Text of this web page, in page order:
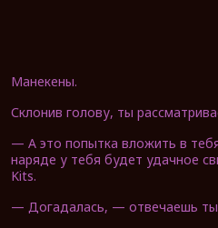
Манекены.
Склонив голову, ты
— А это попытка вложить в
наряде у тебя будет удачное
Kits.
— Догадалась, — отвечаешь